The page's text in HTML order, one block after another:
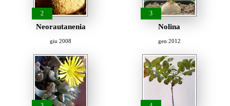
2
Neorautanenia
giu 2008
3
Nolina
gen 2012